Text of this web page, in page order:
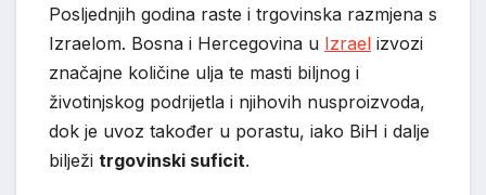
Posljednjih godina raste i trgovinska razmjena s
Izraelom. Bosna i Hercegovina u Izrael izvozi
značajne količine ulja te masti biljnog i
životinjskog podrijetla i njihovih nusproizvoda,
dok je uvoz također u porastu, iako BiH i dalje
bilježi trgovinski suficit.